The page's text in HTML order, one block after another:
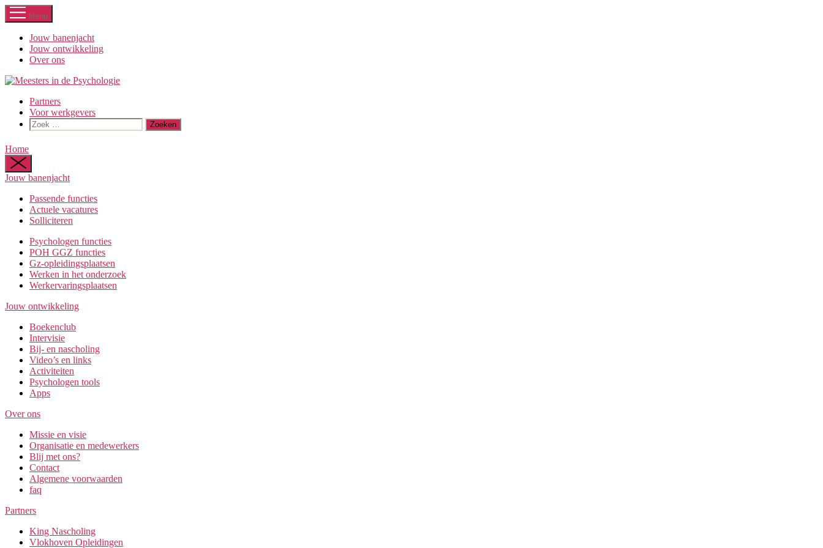
Ga
naar
inhoud
Menu
Jouw banenjacht
Jouw ontwikkeling
Over ons
Partners
Voor werkgevers
Zoeken
naar:
Home
Jouw banenjacht
Passende functies
Actuele vacatures
Solliciteren
Psychologen functies
POH GGZ functies
Gz-opleidingsplaatsen
Werken in het onderzoek
Werkervaringsplaatsen
Jouw ontwikkeling
Boekenclub
Intervisie
Bij- en nascholing
Video’s en links
Activiteiten
Psychologen tools
Apps
Over ons
Missie en visie
Organisatie en medewerkers
Blij met ons?
Contact
Algemene voorwaarden
faq
Partners
King Nascholing
Vlokhoven Opleidingen